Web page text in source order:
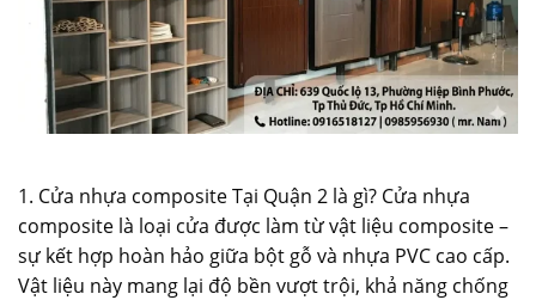
1. Cửa nhựa composite Tại Quận 2 là gì? Cửa nhựa
composite là loại cửa được làm từ vật liệu composite –
sự kết hợp hoàn hảo giữa bột gỗ và nhựa PVC cao cấp.
Vật liệu này mang lại độ bền vượt trội, khả năng chống